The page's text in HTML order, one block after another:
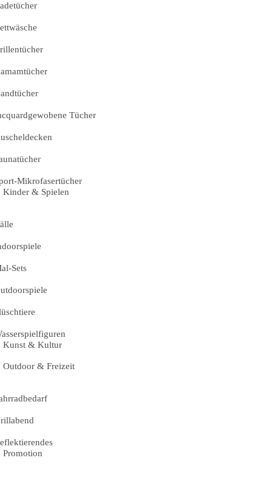
Tücher
Mikrofasertücher
Kinder & Spielen
Sets
Kunst & Kultur
Outdoor & Freizeit
Promotion